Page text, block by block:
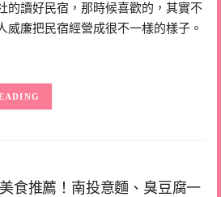
的讀好民宿，那時候喜歡的，其實不
威廉把民宿經營成很不一樣的樣子。
食推薦！南投意麵、臭豆腐一